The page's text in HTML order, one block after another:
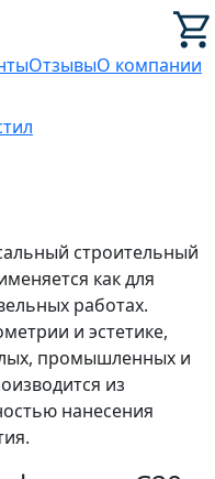
ОтзывыО компании
строительный
как для
работах.
и эстетике,
промышленных и
из
нанесения